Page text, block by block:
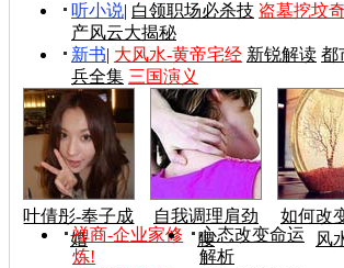
听小说| 白领职场必杀技 盗墓挖坟
产风云大揭秘
新书| 大风水-黄帝宅经 新锐解读 都
兵全集 三国演义
叶倩彤-奉子成
婚
自我调理肩劲
腰
如何改
风
禅商-企业家修
炼!
心态改变命运
解析